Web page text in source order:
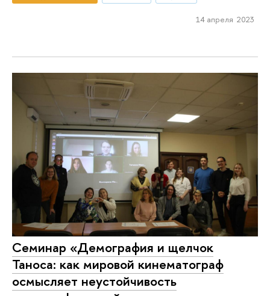
14 апреля 2023
Семинар «Демография и щелчок
Таноса: как мировой кинематограф
осмысляет неустойчивость